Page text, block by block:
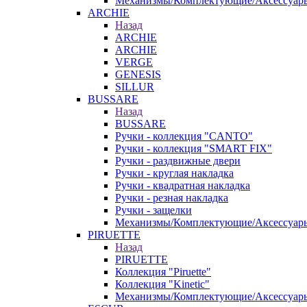
ARCHIE
Назад
ARCHIE
ARCHIE
VERGE
GENESIS
SILLUR
BUSSARE
Назад
BUSSARE
Ручки - коллекция "CANTO"
Ручки - коллекция "SMART FIX"
Ручки - раздвижные двери
Ручки - круглая накладка
Ручки - квадратная накладка
Ручки - резная накладка
Ручки - защелки
Механизмы/Комплектующие/
PIRUETTE
Назад
PIRUETTE
Коллекция "Piruette"
Коллекция "Kinetic"
Механизмы/Комплектующие/